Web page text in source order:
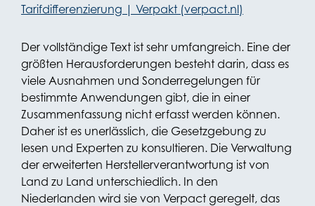
Tarifdifferenzierung | Verpakt (verpact.nl)
Der vollständige Text ist sehr umfangreich. Eine der
größten Herausforderungen besteht darin, dass es
viele Ausnahmen und Sonderregelungen für
bestimmte Anwendungen gibt, die in einer
Zusammenfassung nicht erfasst werden können.
Daher ist es unerlässlich, die Gesetzgebung zu
lesen und Experten zu konsultieren. Die Verwaltung
der erweiterten Herstellerverantwortung ist von
Land zu Land unterschiedlich. In den
Niederlanden wird sie von Verpact geregelt, das